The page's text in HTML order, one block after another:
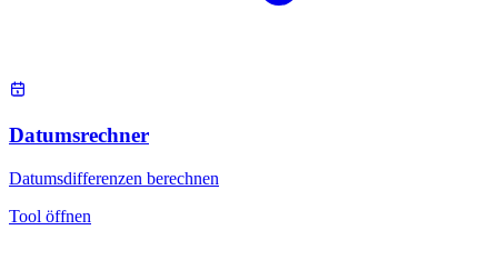
Datumsrechner
Datumsdifferenzen berechnen
Tool öffnen